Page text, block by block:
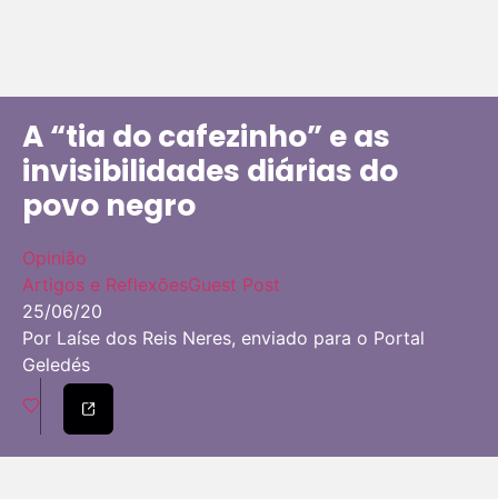
A “tia do cafezinho” e as
invisibilidades diárias do
povo negro
Opinião
Artigos e ReflexõesGuest Post
25/06/20
Por Laíse dos Reis Neres, enviado para o Portal
Geledés